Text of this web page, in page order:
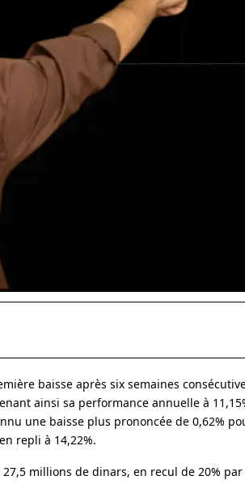
baisse après six semaines
ainsi sa performance annuelle à
une baisse plus prononcée de 0,62%
en repli à 14,22%.
27,5 millions de dinars, en recul de 20%